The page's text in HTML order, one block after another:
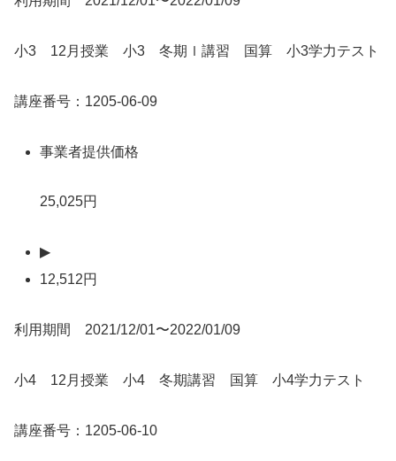
小3 12月授業 小3 冬期ｌ講習 国算 小3学力テスト
講座番号：1205-06-09
事業者提供価格
25,025円
▶
12,512円
利用期間 2021/12/01〜2022/01/09
小4 12月授業 小4 冬期講習 国算 小4学力テスト
講座番号：1205-06-10